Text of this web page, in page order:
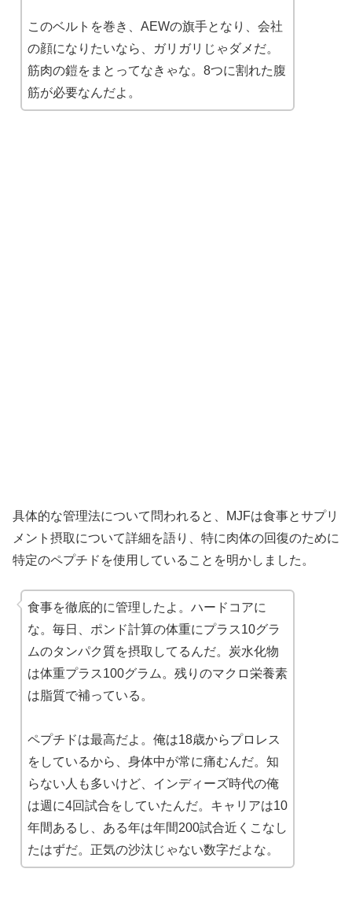
このベルトを巻き、AEWの旗手となり、会社
の顔になりたいなら、ガリガリじゃダメだ。
筋肉の鎧をまとってなきゃな。8つに割れた腹
筋が必要なんだよ。
具体的な管理法について問われると、MJFは食事とサプリ
メント摂取について詳細を語り、特に肉体の回復のために
特定のペプチドを使用していることを明かしました。
食事を徹底的に管理したよ。ハードコアに
な。毎日、ポンド計算の体重にプラス10グラ
ムのタンパク質を摂取してるんだ。炭水化物
は体重プラス100グラム。残りのマクロ栄養素
は脂質で補っている。
ペプチドは最高だよ。俺は18歳からプロレス
をしているから、身体中が常に痛むんだ。知
らない人も多いけど、インディーズ時代の俺
は週に4回試合をしていたんだ。キャリアは10
年間あるし、ある年は年間200試合近くこなし
たはずだ。正気の沙汰じゃない数字だよな。